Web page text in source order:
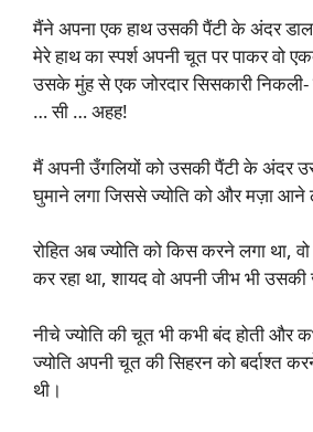
मैंने अपना एक हाथ उसकी पैंटी के अंदर डाल
मेरे हाथ का स्पर्श अपनी चूत पर पाकर वो
उसके मुंह से एक जोरदार सिसकारी
… सी … अहह!
मैं अपनी उँगलियों को उसकी पैंटी के अंदर
घुमाने लगा जिससे ज्योति को और मज़ा आने
रोहित अब ज्योति को किस करने लगा था,
कर रहा था, शायद वो अपनी जीभ भी उसकी
नीचे ज्योति की चूत भी कभी बंद होती
ज्योति अपनी चूत की सिहरन को बर्दाश्त
थी।